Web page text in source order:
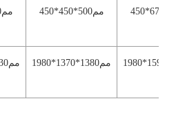
مم350*350*400 مم500*450*450
مم1230*1270*1830 مم1380*1370*1980